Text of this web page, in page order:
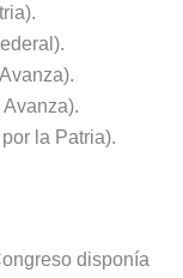
la Patria).
disponía